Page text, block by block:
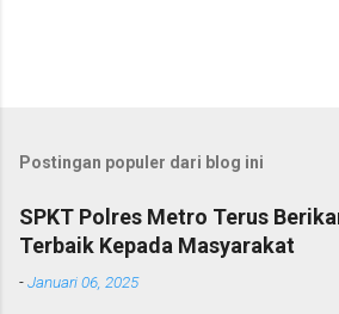
Postingan populer dari blog ini
SPKT Polres Metro Terus
Terbaik Kepada Masyarakat
-Januari 06, 2025